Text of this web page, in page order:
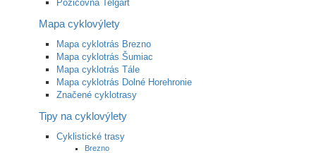
Požičovňa Telgárt
Mapa cyklovýlety
Mapa cyklotrás Brezno
Mapa cyklotrás Šumiac
Mapa cyklotrás Tále
Mapa cyklotrás Dolné Horehronie
Značené cyklotrasy
Tipy na cyklovýlety
Cyklistické trasy
Brezno